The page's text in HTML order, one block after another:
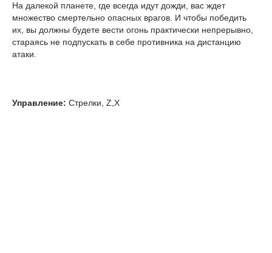
На далекой планете, где всегда идут дожди, вас ждет
множество смертельно опасных врагов. И чтобы победить
их, вы должны будете вести огонь практически непрерывно,
стараясь не подпускать в себе противника на дистанцию
атаки.
Управление: Стрелки, Z,X